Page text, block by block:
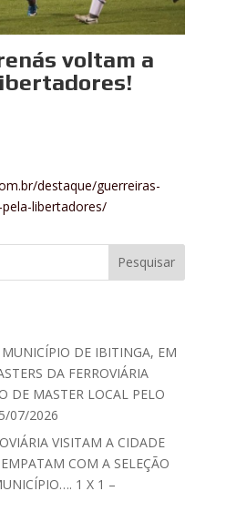
voltam a
destaque/guerreiras-
libertadores/
DE IBITINGA, EM
DA FERROVIÁRIA
DE MASTER LOCAL PELO
07/2026
VISITAM A CIDADE
COM A SELEÇÃO
1 X 1 –